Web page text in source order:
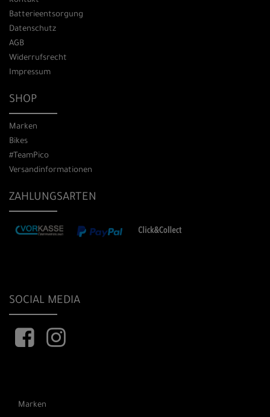
Batterieentsorgung
Datenschutz
AGB
Widerrufsrecht
Impressum
SHOP
Marken
Bikes
#TeamPico
Versandinformationen
ZAHLUNGSARTEN
SOCIAL MEDIA
Marken